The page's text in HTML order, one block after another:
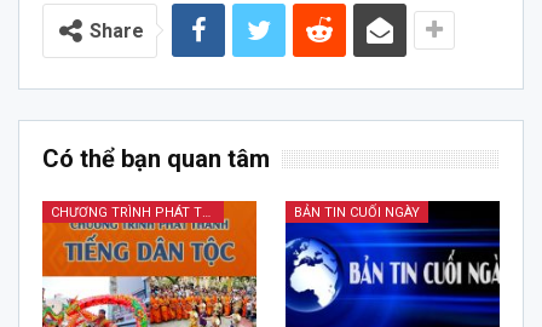
Share
Có thể bạn quan tâm
CHƯƠNG TRÌNH PHÁT THANH TIẾNG DÂN TỘC BẢN TIN CUỐI NGÀY